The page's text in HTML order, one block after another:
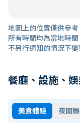
地圖上的位置僅供參考
所有時間均為當地時
不另行通知的情況下變
餐廳、設施、
美食體驗 夜間